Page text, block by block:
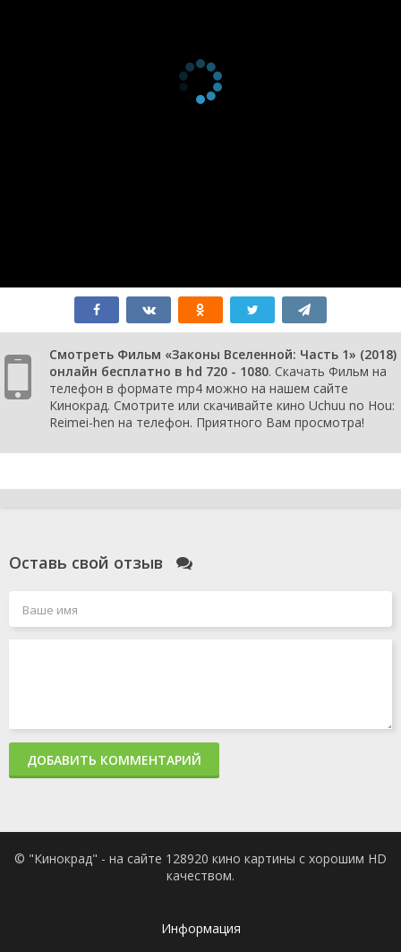
Смотреть Фильм «Законы Вселенной: Часть 1» (2018)
онлайн бесплатно в hd 720 - 1080. Скачать Фильм на
телефон в формате mp4 можно на нашем сайте
Кинокрад. Смотрите или скачивайте кино Uchuu no Hou:
Reimei-hen на телефон. Приятного Вам просмотра!
Оставь свой отзыв
ДОБАВИТЬ КОММЕНТАРИЙ
© "Кинокрад" - на сайте 128920 кино картины с хорошим HD
качеством.
Информация